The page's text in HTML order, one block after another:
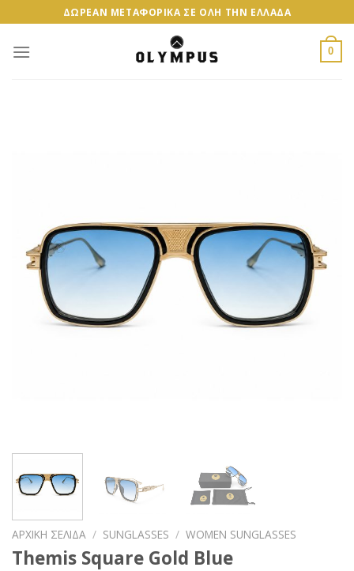
to
content
ΔΩΡΕΑΝ ΜΕΤΑΦΟΡΙΚΑ ΣΕ ΟΛΗ ΤΗΝ ΕΛΛΑΔΑ
0
ΑΡΧΙΚΉ ΣΕΛΊΔΑ / SUNGLASSES / WOMEN SUNGLASSES
Themis Square Gold Blue